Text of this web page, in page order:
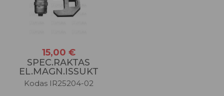
15,00 €
SPEC.RAKTAS
EL.MAGN.ISSUKT
Kodas IR25204-02